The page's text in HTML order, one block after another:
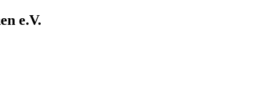
e.V.